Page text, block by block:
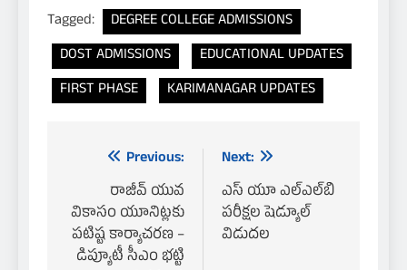
Tagged:
DEGREE COLLEGE ADMISSIONS
DOST ADMISSIONS
EDUCATIONAL UPDATES
FIRST PHASE
KARIMANAGAR UPDATES
Post
Previous:
రాజీవ్ యువ
వికాసం యూనిట్లకు
పటిష్ట కార్యాచరణ –
డిప్యూటీ సీఎం భట్టి
Next:
ఎస్ యూ ఎల్‌ఎల్‌బి
పరీక్షల షెడ్యూల్
విడుదల